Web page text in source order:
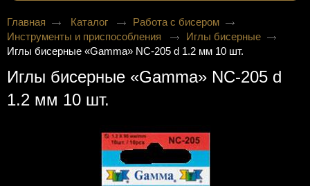
Главная Каталог
Работа с бисером
Инструменты и приспособления
Иглы бисерные
Иглы бисерные «Gamma» NC-205 d 1.2 мм 10 шт.
Иглы бисерные «Gamma» NC-205 d
1.2 мм 10 шт.